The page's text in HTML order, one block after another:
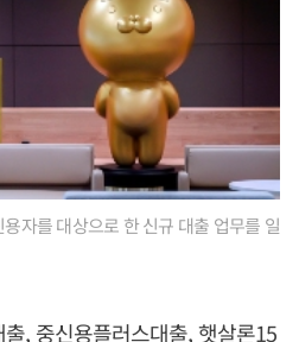
자를 대상으로 한 신규 대출 업무를 일
, 중신용플러스대출, 햇살론15